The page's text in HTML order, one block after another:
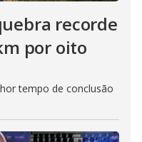
recorde
por oito
tempo de conclusão